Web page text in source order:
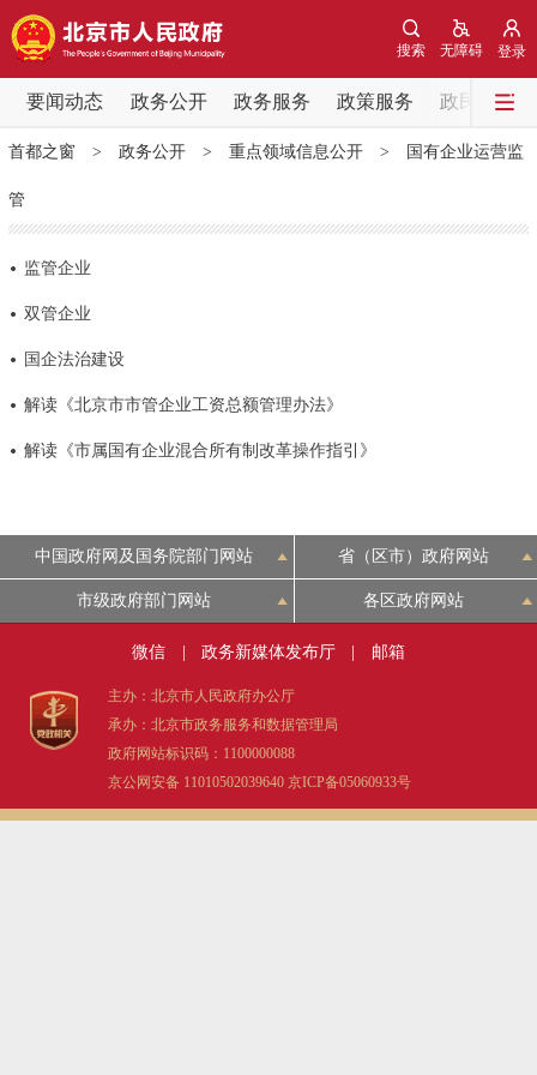
登录
无障碍
搜索
要闻动态 政务公开 政务服务 政策服务 政民互动
要闻动态
党中央精神 国务院信息 中央部委动态
北京要闻 会议信息 部门动态
各区热点
政务公开
决策公开 专题公开
政务服务
个人服务 法人服务
便民服务 利企服务
首都之窗> 政务公开> 重点领域信息公开> 国有企业运营监
管
监管企业
双管企业
国企法治建设
解读《北京市市管企业工资总额管理办法》
解读《市属国有企业混合所有制改革操作指引》
中国政府网及国务院部门网站 省（区市）政府网站
市级政府部门网站 各区政府网站
微信 政务新媒体发布厅 邮箱
主办：北京市人民政府办公厅
承办：北京市政务服务和数据管理局
政府网站标识码：1100000088
京公网安备 11010502039640 京ICP备05060933号